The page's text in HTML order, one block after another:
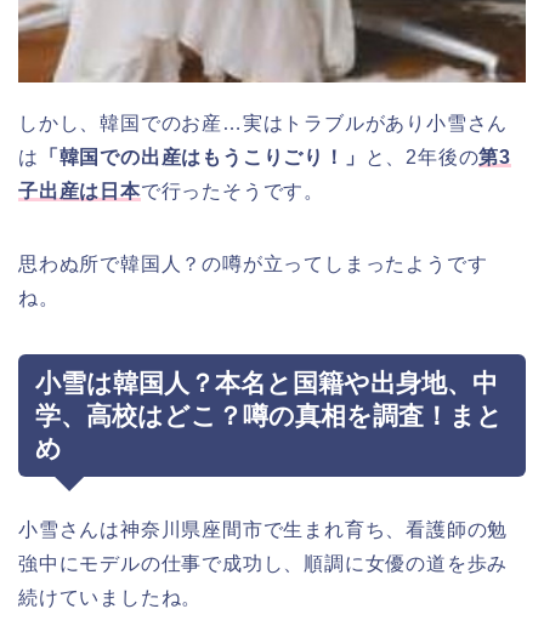
しかし、韓国でのお産…実はトラブルがあり小雪さん
は
「韓国での出産はもうこりごり！」 と、2年後の第3
子出産は日本で行ったそうです。
思わぬ所で韓国人？の噂が立ってしまったようです
ね。
小雪は韓国人？本名と国籍や出身地、中
学、高校はどこ？噂の真相を調査！まと
め
小雪さんは神奈川県座間市で生まれ育ち、看護師の勉
強中にモデルの仕事で成功し、順調に女優の道を歩み
続けていましたね。